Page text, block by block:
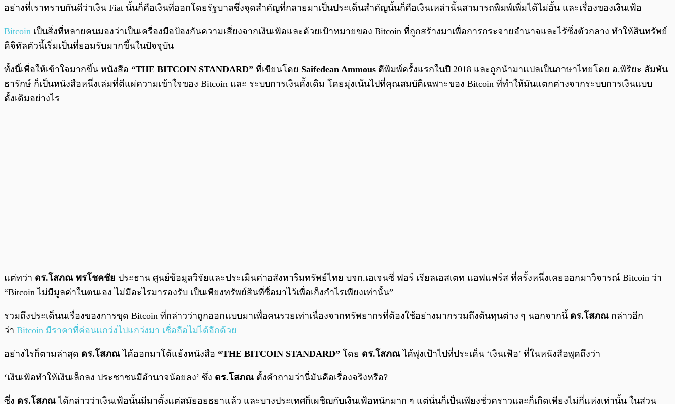
/ 0:00
อย่างที่เราทราบกันดีว่าเงิน Fiat นั้นก็คือเงินที่ออกโดยรัฐบาลซึ่งจุดสำคัญที่กลายมาเป็นประเด็นสำคัญนั้นก็คือเงินเหล่านั้นสามารถพิมพ์เพิ่มได้ไม่อั้น และเรื่องของเงินเฟ้อ
Bitcoin เป็นสิ่งที่หลายคนมองว่าเป็นเครื่องมือป้องกันความเสี่ยงจากเงินเฟ้อและด้วยเป้าหมายของ Bitcoin ที่ถูกสร้างมาเพื่อการกระจายอำนาจและไร้ซึ่งตัวกลาง ทำให้สินทรัพย์
ดิจิทัลตัวนี้เริ่มเป็นที่ยอมรับมากขึ้นในปัจจุบัน
ทั้งนี้เพื่อให้เข้าใจมากขึ้น หนังสือ “THE BITCOIN STANDARD” ที่เขียนโดย Saifedean Ammous ตีพิมพ์ครั้งแรกในปี 2018 และถูกนำมาแปลเป็นภาษาไทยโดย อ.พิริยะ สัมพัน
ธารักษ์ ก็เป็นหนังสือหนึ่งเล่มที่ตีแผ่ความเข้าใจของ Bitcoin และ ระบบการเงินดั้งเดิม โดยมุ่งเน้นไปที่คุณสมบัติเฉพาะของ Bitcoin ที่ทำให้มันแตกต่างจากระบบการเงินแบบ
ดั้งเดิมอย่างไร
แต่ทว่า ดร.โสภณ พรโชคชัย ประธาน ศูนย์ข้อมูลวิจัยและประเมินค่าอสังหาริมทรัพย์ไทย บจก.เอเจนซี่ ฟอร์ เรียลเอสเตท แอฟแฟร์ส ที่ครั้งหนึ่งเคยออกมาวิจารณ์ Bitcoin ว่า
“Bitcoin ไม่มีมูลค่าในตนเอง ไม่มีอะไรมารองรับ เป็นเพียงทรัพย์สินที่ซื้อมาไว้เพื่อเก็งกำไรเพียงเท่านั้น”
รวมถึงประเด็นนเรื่องของการขุด Bitcoin ที่กล่าวว่าถูกออกแบบมาเพื่อคนรวยเท่าเนื่องจากทรัพยากรที่ต้องใช้อย่างมากรวมถึงต้นทุนต่าง ๆ นอกจากนี้ ดร.โสภณ กล่าวอีก
ว่า Bitcoin มีราคาที่ค่อนแกว่งไปแกว่งมา เชื่อถือไม่ได้อีกด้วย
อย่างไรก็ตามล่าสุด ดร.โสภณ ได้ออกมาโต้แย้งหนังสือ “THE BITCOIN STANDARD” โดย ดร.โสภณ ได้พุ่งเป้าไปที่ประเด็น ‘เงินเฟ้อ’ ที่ในหนังสือพูดถึงว่า
‘เงินเฟ้อทำให้เงินเล็กลง ประชาชนมีอำนาจน้อยลง’ ซึ่ง ดร.โสภณ ตั้งคำถามว่านี่มันคือเรื่องจริงหรือ?
ซึ่ง ดร.โสภณ ได้กล่าวว่าเงินเฟ้อนั้นมีมาตั้งแต่สมัยอยุธยาแล้ว และบางประเทศก็เผชิญกับเงินเฟ้อหนักมาก ๆ แต่นั่นก็เป็นเพียงชั่วคราวและก็เกิดเพียงไม่กี่แห่งเท่านั้น ในส่วน